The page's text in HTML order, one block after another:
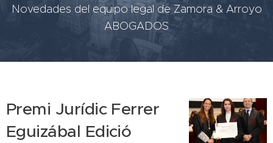
Novedades del equipo legal de Zamora & Arroyo
ABOGADOS
Premi Jurídic Ferrer
Eguizábal Edició